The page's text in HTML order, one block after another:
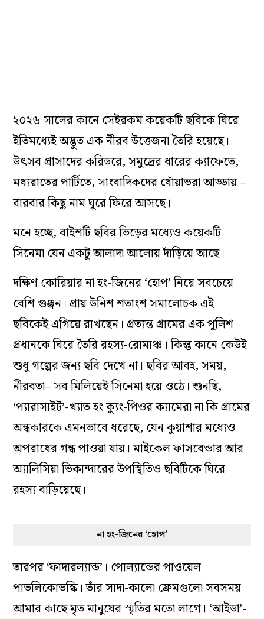
২০২৬ সালের কানে সেইরকম কয়েকটি ছবিকে ঘিরে
ইতিমধ্যেই অদ্ভুত এক নীরব উত্তেজনা তৈরি হয়েছে।
উৎসব প্রাসাদের করিডরে, সমুদ্রের ধারের ক্যাফেতে,
মধ্যরাতের পার্টিতে, সাংবাদিকদের ধোঁয়াভরা আড্ডায় –
বারবার কিছু নাম ঘুরে ফিরে আসছে।
মনে হচ্ছে, বাইশটি ছবির ভিড়ের মধ্যেও কয়েকটি
সিনেমা যেন একটু আলাদা আলোয় দাঁড়িয়ে আছে।
দক্ষিণ কোরিয়ার না হং-জিনের ‘হোপ’ নিয়ে সবচেয়ে
বেশি গুঞ্জন। প্রায় উনিশ শতাংশ সমালোচক এই
ছবিকেই এগিয়ে রাখছেন। প্রত্যন্ত গ্রামের এক পুলিশ
প্রধানকে ঘিরে তৈরি রহস্য-রোমাঞ্চ। কিন্তু কানে কেউই
শুধু গল্পের জন্য ছবি দেখে না। ছবির আবহ, সময়,
নীরবতা– সব মিলিয়েই সিনেমা হয়ে ওঠে। শুনছি,
‘প্যারাসাইট’-খ্যাত হং ক্যুং-পিওর ক্যামেরা না কি গ্রামের
অন্ধকারকে এমনভাবে ধরেছে, যেন কুয়াশার মধ্যেও
অপরাধের গন্ধ পাওয়া যায়। মাইকেল ফাসবেন্ডার আর
অ্যালিসিয়া ভিকান্দারের উপস্থিতিও ছবিটিকে ঘিরে
রহস্য বাড়িয়েছে।
না হং-জিনের ‘হোপ’
তারপর ‘ফাদারল্যান্ড’। পোল্যান্ডের পাওয়েল
পাভলিকোভস্কি। তাঁর সাদা-কালো ফ্রেমগুলো সবসময়
আমার কাছে মৃত মানুষের স্মৃতির মতো লাগে। ‘আইডা’-